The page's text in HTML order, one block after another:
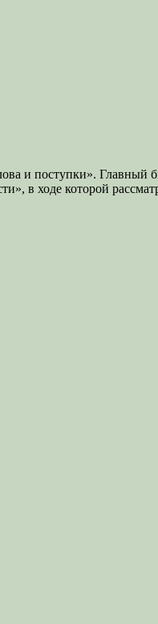
и поступки». Главный
в ходе которой